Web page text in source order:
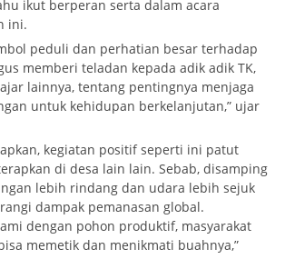
ikut berperan serta dalam acara
ini.
peduli dan perhatian besar terhadap
memberi teladan kepada adik adik TK,
lainnya, tentang pentingnya menjaga
untuk kehidupan berkelanjutan,” ujar
kegiatan positif seperti ini patut
di desa lain lain. Sebab, disamping
lebih rindang dan udara lebih sejuk
dampak pemanasan global.
dengan pohon produktif, masyarakat
memetik dan menikmati buahnya,”